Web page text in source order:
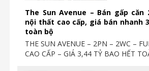
The Sun Avenue – Bán gấp căn
nội thất cao cấp, giá bán nhanh
toàn bộ
THE SUN AVENUE – 2PN – 2WC –
CAO CẤP – GIÁ 3,44 TỶ BAO HẾT